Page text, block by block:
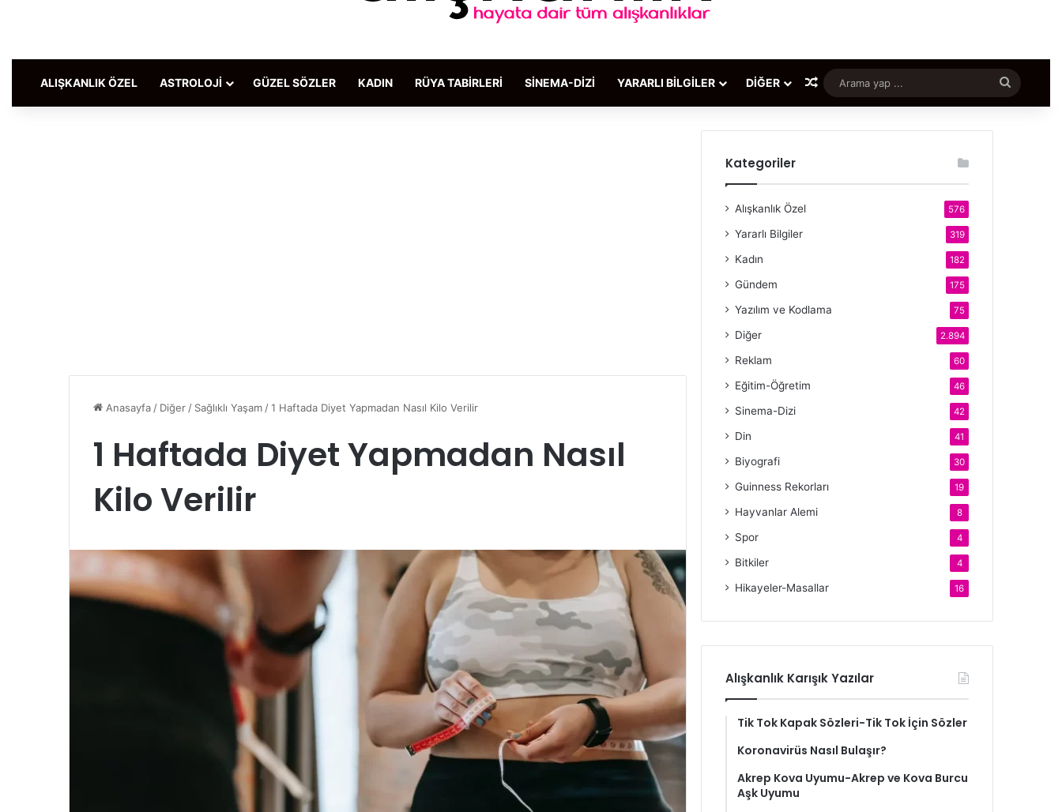
ALIŞKANLIK ÖZEL ASTROLOJI GÜZEL SÖZLER KADIN RÜYA TABIRLERI SINEMA-DIZI YARARLI BILGILER DIĞER Rastgele Makale
Arama
yap
Anasayfa / Diğer / Sağlıklı Yaşam /1 Haftada Diyet Yapmadan Nasıl Kilo Verilir
1 Haftada Diyet Yapmadan Nasıl
Kilo Verilir
Kategoriler
Alışkanlık Özel 576
Yararlı Bilgiler 319
Kadın 182
Gündem 175
Yazılım ve Kodlama 75
Diğer 2.894
Reklam 60
Eğitim-Öğretim 46
Sinema-Dizi 42
Din 41
Biyografi 30
Guinness Rekorları 19
Hayvanlar Alemi 8
Spor 4
Bitkiler 4
Hikayeler-Masallar 16
Alışkanlık Karışık Yazılar
Tik Tok Kapak Sözleri-Tik Tok İçin Sözler
Koronavirüs Nasıl Bulaşır?
Akrep Kova Uyumu-Akrep ve Kova Burcu
Aşk Uyumu